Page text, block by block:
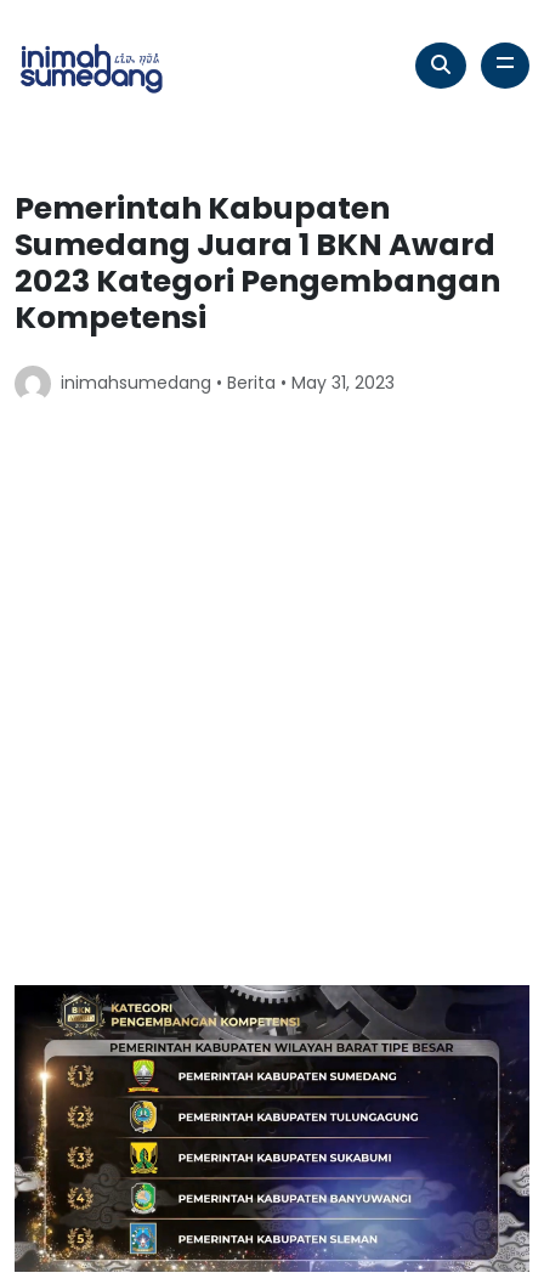
Pemerintah Kabupaten
Sumedang Juara 1 BKN Award
2023 Kategori Pengembangan
Kompetensi
inimahsumedang • Berita • May 31, 2023